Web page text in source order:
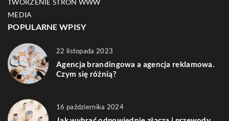
MEDIA
POPULARNE WPISY
22 listopada 2023
Agencja brandingowa a agencja reklamowa.
Czym się różnią?
16 października 2024